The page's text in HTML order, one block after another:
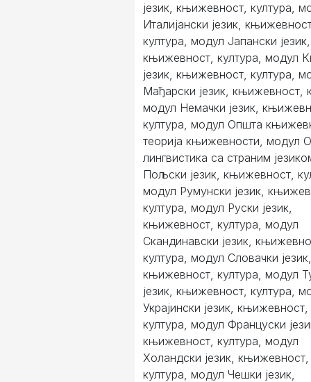
језик, књижевност, култура,
Италијански језик,
култура, модул Јапански језик,
књижевност, култура, модул
језик, књижевност, култура,
Мађарски језик, књижевност,
модул Немачки језик,
култура, модул Општа
теорија књижевности, модул
лингвистика са страним
Пољски језик, књижевност,
модул Румунски језик,
култура, модул Руски језик,
књижевност, култура, модул
Скандинавски језик,
култура, модул Словачки језик,
књижевност, култура, модул
језик, књижевност, култура,
Украјински језик, књижевност,
култура, модул Француски
књижевност, култура, модул
Холандски језик, књижевност,
култура, модул Чешки језик,